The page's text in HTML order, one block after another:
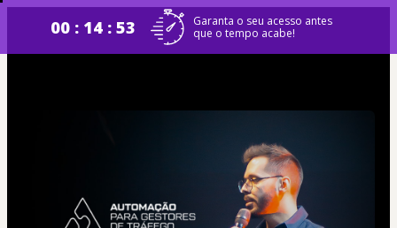
00 : 14 : 52
Garanta o seu acesso antes
que o tempo acabe!